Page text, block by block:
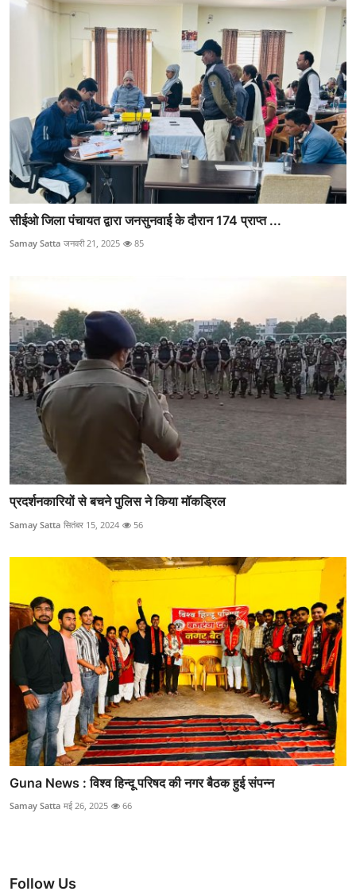
सीईओ जिला पंचायत द्वारा जनसुनवाई के दौरान 174 प्राप्‍त ...
Samay Satta जनवरी 21, 2025 85
प्रदर्शनकारियों से बचने पुलिस ने किया मॉकड्रिल
Samay Satta सितंबर 15, 2024 56
Guna News : विश्व हिन्दू परिषद की नगर बैठक हुई संपन्न
Samay Satta मई 26, 2025 66
Follow Us